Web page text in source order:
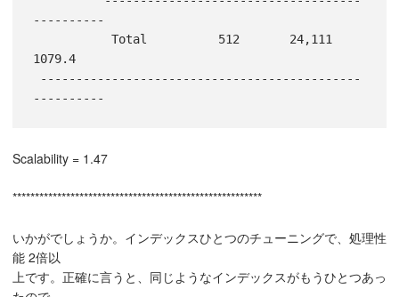
----------
1079.4
----------
Scalability = 1.47
********************************************************
いかがでしょうか。インデックスひとつのチューニングで、処理性
能 2倍以
上です。正確に言うと、同じようなインデックスがもうひとつあっ